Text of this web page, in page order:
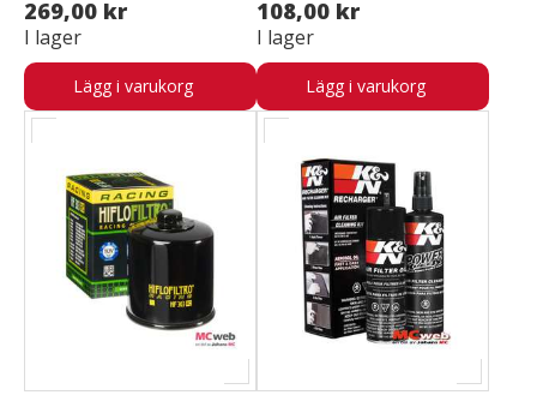
269,00 kr
I lager
Lägg i varukorg
108,00 kr
I lager
Lägg i varukorg